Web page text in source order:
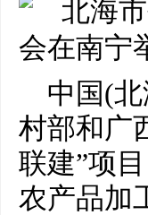
中国(
村部和广
联建”项
农产品加